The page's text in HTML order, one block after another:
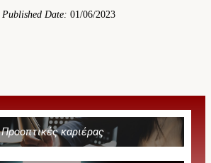
Published Date: 01/06/2023
Προοπτικές καριέρας